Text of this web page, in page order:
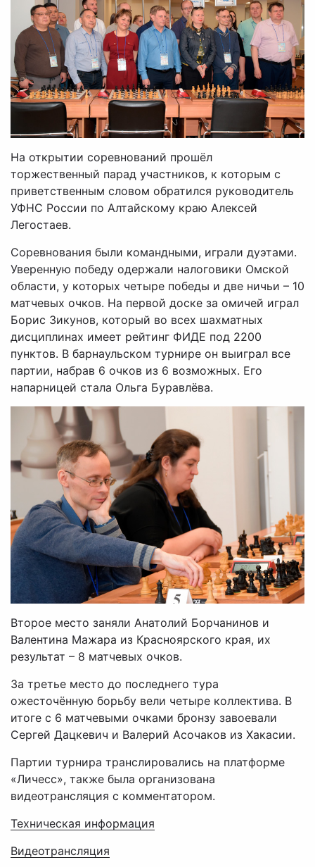
На открытии соревнований прошёл
торжественный парад участников, к которым с
приветственным словом обратился руководитель
УФНС России по Алтайскому краю Алексей
Легостаев.
Соревнования были командными, играли дуэтами.
Уверенную победу одержали налоговики Омской
области, у которых четыре победы и две ничьи – 10
матчевых очков. На первой доске за омичей играл
Борис Зикунов, который во всех шахматных
дисциплинах имеет рейтинг ФИДЕ под 2200
пунктов. В барнаульском турнире он выиграл все
партии, набрав 6 очков из 6 возможных. Его
напарницей стала Ольга Буравлёва.
Второе место заняли Анатолий Борчанинов и
Валентина Мажара из Красноярского края, их
результат – 8 матчевых очков.
За третье место до последнего тура
ожесточённую борьбу вели четыре коллектива. В
итоге с 6 матчевыми очками бронзу завоевали
Сергей Дацкевич и Валерий Асочаков из Хакасии.
Партии турнира транслировались на платформе
«Личесс», также была организована
видеотрансляция с комментатором.
Техническая информация
Видеотрансляция